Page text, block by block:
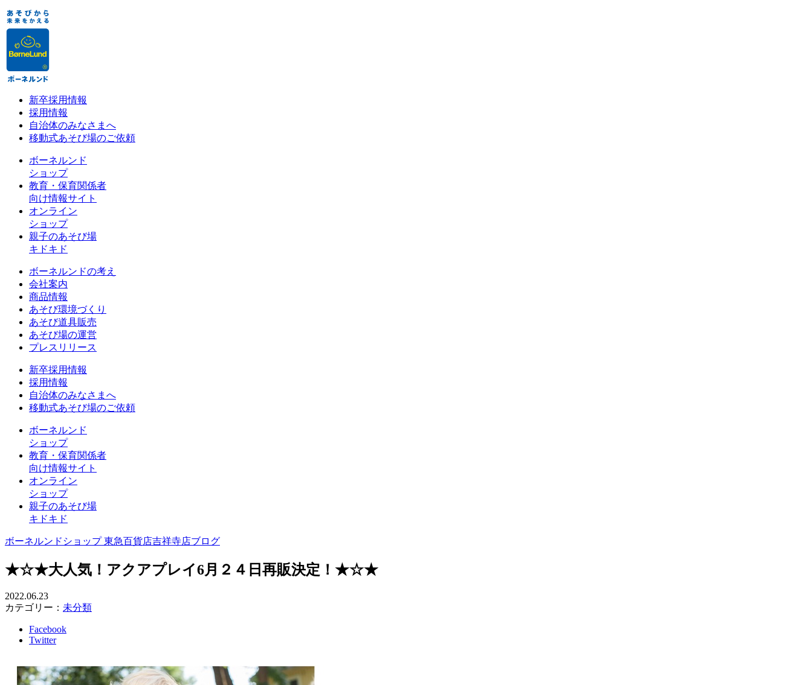
新卒採用情報
採用情報
自治体のみなさまへ
移動式あそび場のご依頼
ボーネルンド
ショップ
教育・保育関係者
向け情報サイト
オンライン
ショップ
親子のあそび場
キドキド
ボーネルンドの考え
会社案内
商品情報
あそび環境づくり
あそび道具販売
あそび場の運営
プレスリリース
新卒採用情報
採用情報
自治体のみなさまへ
移動式あそび場のご依頼
ボーネルンド
ショップ
教育・保育関係者
向け情報サイト
オンライン
ショップ
親子のあそび場
キドキド
ボーネルンドショップ 東急百貨店吉祥寺店ブログ
★☆★大人気！アクアプレイ6月２４日再販決定！★☆★
2022.06.23
カテゴリー： 未分類
Facebook
Twitter